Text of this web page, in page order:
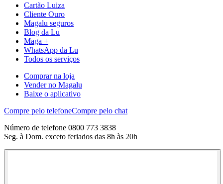
Cartão Luiza
Cliente Ouro
Magalu seguros
Blog da Lu
Maga +
WhatsApp da Lu
Todos os serviços
Comprar na loja
Vender no Magalu
Baixe o aplicativo
Compre pelo telefoneCompre pelo chat
Número de telefone 0800 773 3838
Seg. à Dom. exceto feriados das 8h às 20h